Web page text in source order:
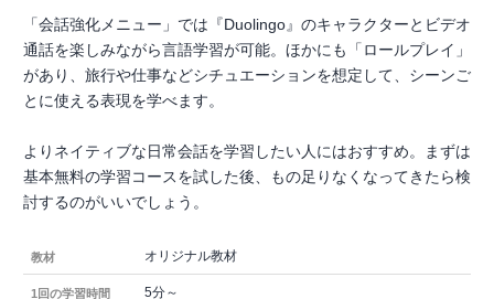
「会話強化メニュー」では『Duolingo』のキャラクターとビデオ
通話を楽しみながら言語学習が可能。ほかにも「ロールプレイ」
があり、旅行や仕事などシチュエーションを想定して、シーンご
とに使える表現を学べます。
よりネイティブな日常会話を学習したい人にはおすすめ。まずは
基本無料の学習コースを試した後、もの足りなくなってきたら検
討するのがいいでしょう。
教材 オリジナル教材
1回の学習時間 5分～